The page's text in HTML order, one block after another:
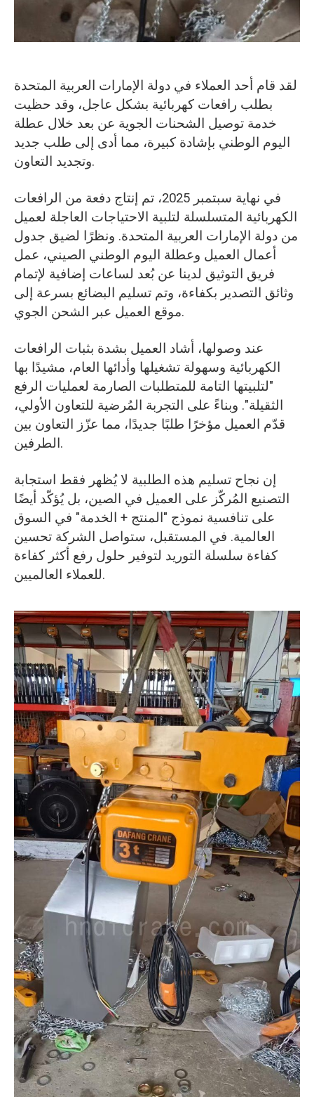
لقد قام أحد العملاء في دولة الإمارات العربية المتحدة
بطلب رافعات كهربائية بشكل عاجل، وقد حظيت
خدمة توصيل الشحنات الجوية عن بعد خلال عطلة
اليوم الوطني بإشادة كبيرة، مما أدى إلى طلب جديد
وتجديد التعاون.
في نهاية سبتمبر 2025، تم إنتاج دفعة من الرافعات
الكهربائية المتسلسلة لتلبية الاحتياجات العاجلة لعميل
من دولة الإمارات العربية المتحدة. ونظرًا لضيق جدول
أعمال العميل وعطلة اليوم الوطني الصيني، عمل
فريق التوثيق لدينا عن بُعد لساعات إضافية لإتمام
وثائق التصدير بكفاءة، وتم تسليم البضائع بسرعة إلى
موقع العميل عبر الشحن الجوي.
عند وصولها، أشاد العميل بشدة بثبات الرافعات
الكهربائية وسهولة تشغيلها وأدائها العام، مشيدًا بها
"لتلبيتها التامة للمتطلبات الصارمة لعمليات الرفع
الثقيلة". وبناءً على التجربة المُرضية للتعاون الأولي،
قدّم العميل مؤخرًا طلبًا جديدًا، مما عزّز التعاون بين
الطرفين.
إن نجاح تسليم هذه الطلبية لا يُظهر فقط استجابة
التصنيع المُركّز على العميل في الصين، بل يُؤكّد أيضًا
على تنافسية نموذج "المنتج + الخدمة" في السوق
العالمية. في المستقبل، ستواصل الشركة تحسين
كفاءة سلسلة التوريد لتوفير حلول رفع أكثر كفاءة
للعملاء العالميين.